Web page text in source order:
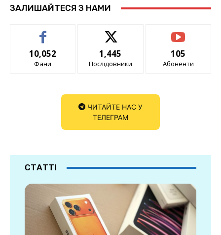
ЗАЛИШАЙТЕСЯ З НАМИ
10,052
Фани
1,445
Послідовники
105
Абоненти
ЧИТАЙТЕ НАС У
ТЕЛЕГРАМ
СТАТТІ